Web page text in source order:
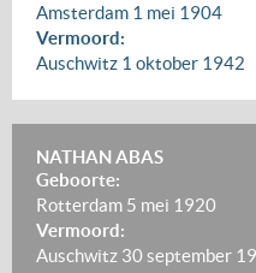
Amsterdam 1 mei 1904
Vermoord:
Auschwitz 1 oktober 1942
NATHAN ABAS
Geboorte:
Rotterdam 5 mei 1920
Vermoord:
Auschwitz 30 september